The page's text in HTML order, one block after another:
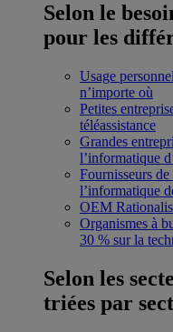
Selon le
pour les
Usage personnel
n’importe où
Petites
téléassistance
Grandes
l’informatique
Fournisseurs de
l’informatique
OEM
Organismes à
30 % sur la
Selon les
triées par